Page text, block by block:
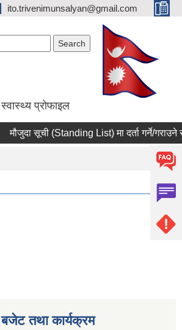
ito.trivenimunsalyan@gmail.com
स्वास्थ्य प्राेफाइल
मौजुदा सूची (Standing List) मा दर्ता गर्ने/गराउने
बजेट तथा कार्यक्रम